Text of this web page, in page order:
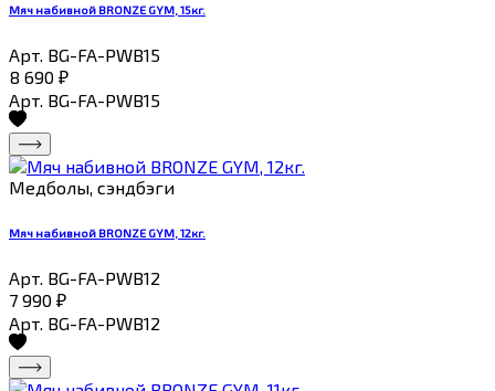
Мяч набивной BRONZE GYM, 15кг.
Арт. BG-FA-PWB15
8 690 ₽
Арт. BG-FA-PWB15
Медболы, сэндбэги
Мяч набивной BRONZE GYM, 12кг.
Арт. BG-FA-PWB12
7 990 ₽
Арт. BG-FA-PWB12